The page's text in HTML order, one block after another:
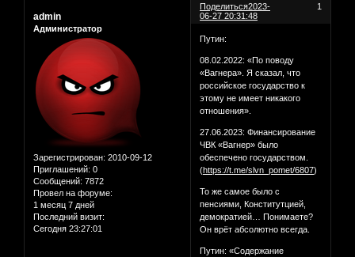
Поделиться 1
2023-
06-27 20:31:48
admin
Администратор
Зарегистрирован: 2010-09-12
Приглашений: 0
Сообщений: 7872
Провел на форуме:
1 месяц 7 дней
Последний визит:
Сегодня 23:27:01
Путин:
08.02.2022: «По поводу
«Вагнера». Я сказал, что
российское государство к
этому не имеет никакого
отношения».
27.06.2023: Финансирование
ЧВК «Вагнер» было
обеспечено государством.
(https://t.me/slvn_pomet/6807)
То же самое было с
пенсиями, Конститутцией,
демократией… Понимаете?
Он врёт абсолютно всегда.
Путин: «Содержание